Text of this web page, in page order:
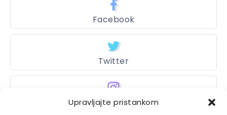
Upravljajte pristankom
Facebook
Twitter
Instagram